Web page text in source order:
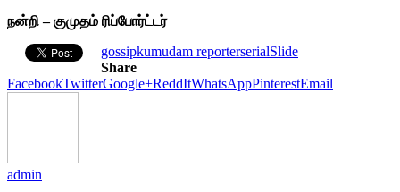
நன்றி – குமுதம் ரிப்போர்ட்டர்
gossipkumudam reporterserialSlide
Share
FacebookTwitterGoogle+ReddItWhatsAppPinterestEmail
admin